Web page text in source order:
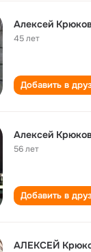
Алексей
45 лет
Добавить в
Алексей
56 лет
Добавить в
АЛЕКСЕЙ